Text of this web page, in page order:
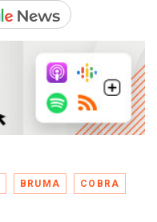
BRUMA COBRA